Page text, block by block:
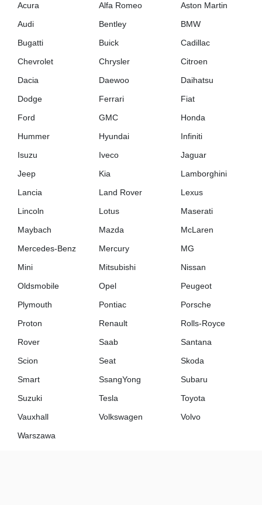
Acura Alfa Romeo
Aston Martin
Audi
Bentley
BMW
Bugatti
Buick
Cadillac
Chevrolet
Chrysler
Citroen
Dacia
Daewoo
Daihatsu
Dodge
Ferrari
Fiat
Ford
GMC
Honda
Hummer
Hyundai
Infiniti
Isuzu
Iveco
Jaguar
Jeep
Kia
Lamborghini
Lancia
Land Rover
Lexus
Lincoln
Lotus
Maserati
Maybach
Mazda
McLaren
Mercedes-Benz
Mercury
MG
Mini
Mitsubishi
Nissan
Oldsmobile
Opel
Peugeot
Plymouth
Pontiac
Porsche
Proton
Renault
Rolls-Royce
Rover
Saab
Santana
Scion
Seat
Skoda
Smart
SsangYong
Subaru
Suzuki
Tesla
Toyota
Vauxhall
Volkswagen
Volvo
Warszawa